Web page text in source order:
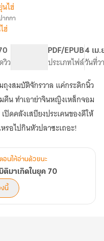
ฟ
ไฮ่
กกา
ฮ่
วิว
PDF/EPUB
ประเภทไฟล์
4 เม.
วันที่ว
ถุงสมบัติจักรวาล แค่กระดิกนิ้ว
คืน ทำเอาย่าจินหญิงเหล็กจอม
ดคลังเสบียงประเคนของดีให้
รอไปกินหัวปลาซะเถอะ!
อนให้อ่านด้วยนะ
มาเกิดในยุค 70
งนี้